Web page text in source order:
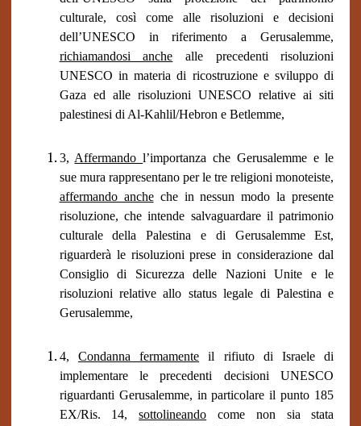
culturale, così come alle risoluzioni e decisioni
dell’UNESCO in riferimento a Gerusalemme,
richiamandosi anche alle precedenti risoluzioni
UNESCO in materia di ricostruzione e sviluppo di
Gaza ed alle risoluzioni UNESCO relative ai siti
palestinesi di Al-Kahlil/Hebron e Betlemme,
3, Affermandol’importanza che Gerusalemme e le
sue mura rappresentano per le tre religioni monoteiste,
affermando ancheche in nessun modo la presente
risoluzione, che intende salvaguardare il patrimonio
culturale della Palestina e di Gerusalemme Est,
riguarderà le risoluzioni prese in considerazione dal
Consiglio di Sicurezza delle Nazioni Unite e le
risoluzioni relative allo status legale di Palestina e
Gerusalemme,
4, Condanna fermamente il rifiuto di Israele di
implementare le precedenti decisioni UNESCO
riguardanti Gerusalemme, in particolare il punto 185
EX/Ris. 14,sottolineando come non sia stata